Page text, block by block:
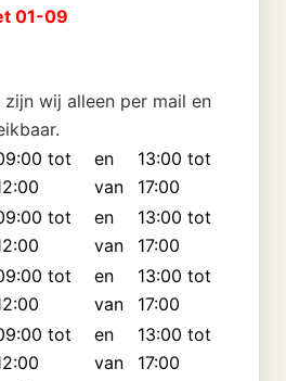
01-09
zijn wij alleen per mail en
tot
en
van
13:00 tot
17:00
tot
en
van
13:00 tot
17:00
tot
en
van
13:00 tot
17:00
tot
en
van
13:00 tot
17:00